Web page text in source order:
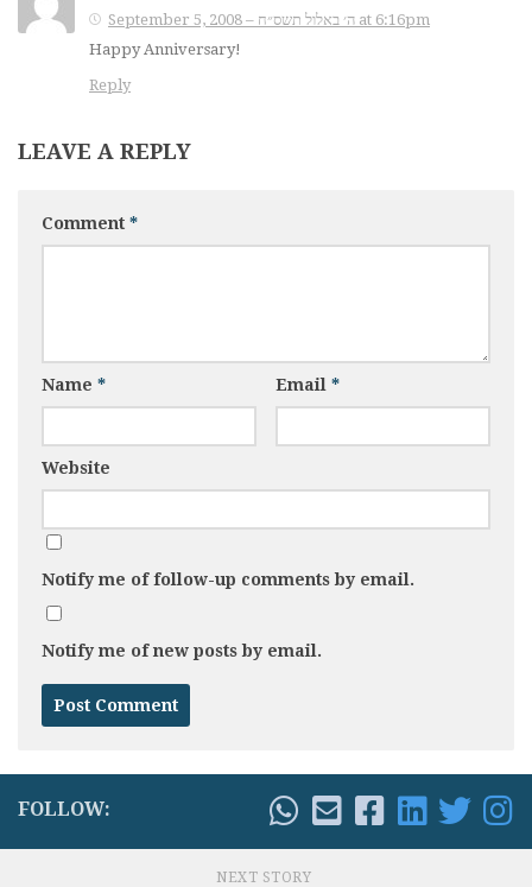
September 5, 2008 – ה׳ באלול תשס״ח at 6:16pm
Happy Anniversary!
Reply
LEAVE A REPLY
Comment *
Name * Email *
Website
Notify me of follow-up comments by email.
Notify me of new posts by email.
FOLLOW:
NEXT STORY